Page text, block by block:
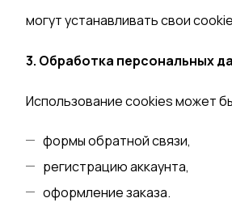
могут устанавливать свои
3. Обработка персональных
Использование cookies может
формы обратной связи,
регистрацию аккаунта,
оформление заказа.